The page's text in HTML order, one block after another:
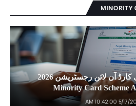
MINORITY
حکومتِ پنجاب اقلیتی کارڈ آن لائن رجسٹریشن 2026
Minority Card Scheme
5/17/2026